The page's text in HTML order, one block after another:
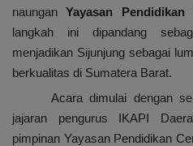
naunganYayasan
langkah ini dipandang
menjadikan Sijunjung sebagai
berkualitas di Sumatera Barat.
Acara dimulai dengan
jajaran pengurus IKAPI
pimpinan Yayasan Pendidikan